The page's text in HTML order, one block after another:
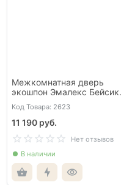
Межкомнатная дверь
экошпон Эмалекс Бейсик
1ВР бежевый кромка АБС
черная c 4-х ст
Код Товара: 2623
11 190 руб.
Нет отзывов
В наличии